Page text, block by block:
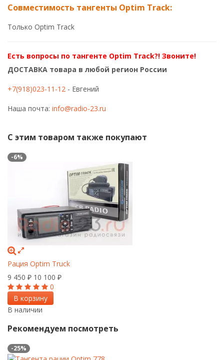
Совместимость тангенты Optim Track:
Только Optim Track
Есть вопросы по тангенте Optim Track?! Звоните!
ДОСТАВКА товара в любой регион России
+7(918)023-11-12 - Евгений
Наша почта: info@radio-23.ru
С этим товаром также покупают
-6%
Рация Optim Truck
9 450 ₽ 10 100 ₽
0
В корзину
В наличии
Рекомендуем посмотреть
-25%